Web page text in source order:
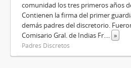
comunidad los tres primeros años
Contienen la firma del primer
demás padres del discretorio.
Comisario Gral. de Indias Fr.... »
Padres Discretos